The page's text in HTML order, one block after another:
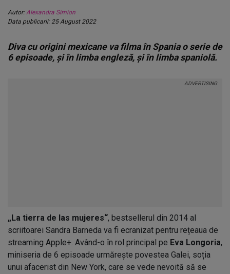
Autor:Alexandra Simion
Data publicarii: 25 August 2022
Diva cu origini mexicane va filma în Spania o serie de
6 episoade, și în limba engleză, și în limba spaniolă.
„La tierra de las mujeres“, bestsellerul din 2014 al
scriitoarei Sandra Barneda va fi ecranizat pentru rețeaua de
streaming Apple+. Având-o în rol principal pe Eva Longoria,
miniseria de 6 episoade urmărește povestea Galei, soția
unui afacerist din New York, care se vede nevoită să se